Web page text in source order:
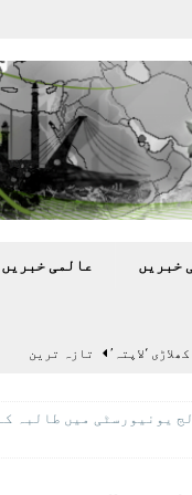
خبريں عالمی خبريں
‘لاپتہ’ تازہ ترين
میں تازہ ترين
یونیورسٹی میں طالبہ